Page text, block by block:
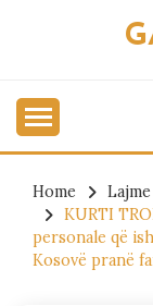
Home
Lajme
KURTI
personale që
Kosovë pranë